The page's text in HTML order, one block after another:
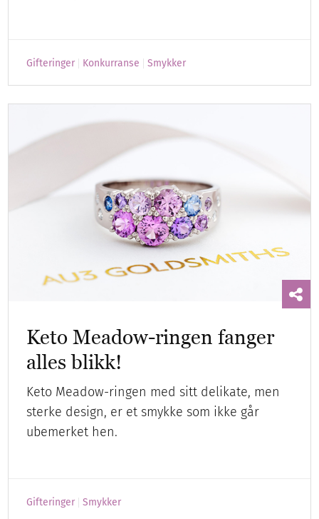
Gifteringer Konkurranse Smykker
Keto Meadow-ringen fanger
alles blikk!
Keto Meadow-ringen med sitt delikate, men
sterke design, er et smykke som ikke går
ubemerket hen.
Gifteringer Smykker